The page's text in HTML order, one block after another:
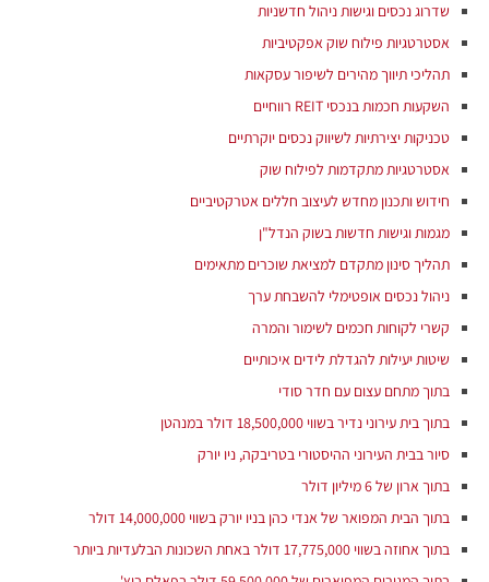
שדרוג נכסים וגישות ניהול חדשניות
אסטרטגיות פילוח שוק אפקטיביות
תהליכי תיווך מהירים לשיפור עסקאות
השקעות חכמות בנכסי REIT רווחיים
טכניקות יצירתיות לשיווק נכסים יוקרתיים
אסטרטגיות מתקדמות לפילוח שוק
חידוש ותכנון מחדש לעיצוב חללים אטרקטיביים
מגמות וגישות חדשות בשוק הנדל"ן
תהליך סינון מתקדם למציאת שוכרים מתאימים
ניהול נכסים אופטימלי להשבחת ערך
קשרי לקוחות חכמים לשימור והמרה
שיטות יעילות להגדלת לידים איכותיים
בתוך מתחם עצום עם חדר סודי
בתוך בית עירוני נדיר בשווי 18,500,000 דולר במנהטן
סיור בבית העירוני ההיסטורי בטריבקה, ניו יורק
בתוך ארון של 6 מיליון דולר
בתוך הבית המפואר של אנדי כהן בניו יורק בשווי 14,000,000 דולר
בתוך אחוזה בשווי 17,775,000 דולר באחת השכונות הבלעדיות ביותר